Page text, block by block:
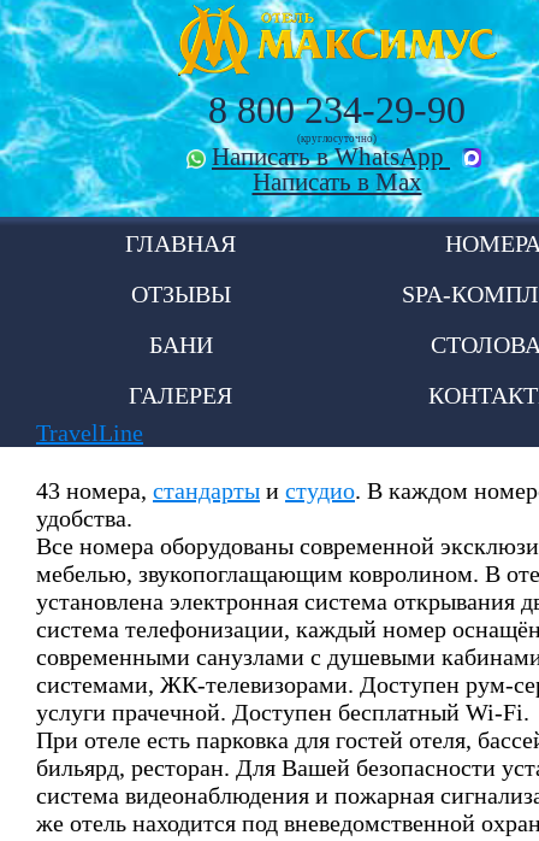
8 800 234-29-90
(круглосуточно)
Написать в WhatsApp
Написать в Max
ГЛАВНАЯ
ОТЗЫВЫ
SPA-
БАНИ
ГАЛЕРЕЯ
TravelLine
43 номера, стандарты и студио. В каждом
удобства.
Все номера оборудованы современной
мебелью, звукопоглащающим ковролином. В
установлена электронная система открывания
система телефонизации, каждый номер
современными санузлами с душевыми
системами, ЖК-телевизорами. Доступен рум-
услуги прачечной. Доступен бесплатный Wi-Fi.
При отеле есть парковка для гостей отеля,
бильярд, ресторан. Для Вашей безопасности
система видеонаблюдения и пожарная
же отель находится под вневедомственной